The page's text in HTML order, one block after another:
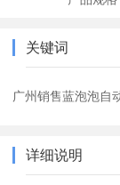
关键词
广州销售蓝泡泡自
详细说明